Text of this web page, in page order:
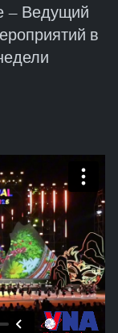
— Ведущий
в